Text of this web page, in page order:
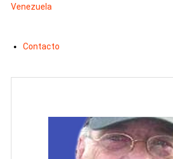
Venezuela
Contacto